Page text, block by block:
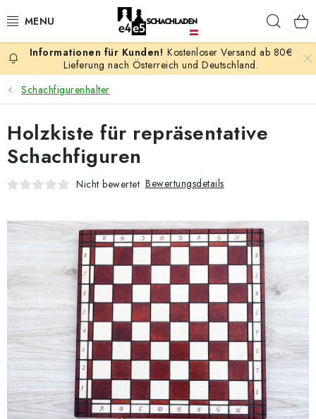
Inhalt
AKTION
SCHACHSPIELE
SCHACHFIGUREN
SCHACHBRETTER
SCHACHBÜCHER
SCHACH-ANTIQUITÄTENLADEN
SCHACH ONLINE
SCHACH-MERCH
SCHACH GESCHENKE
Kostenloser Versand ab 80€
Lieferung nach Österreich und Deutschland.
Schachfigurenhalter
Holzkiste für repräsentative
Schachfiguren
Nicht bewertet Bewertungsdetails